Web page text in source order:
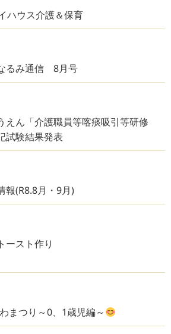
ハウス介護＆保育
るみ通信 8月号
ん「介護職員等喀痰吸引等研修
試験結果発表
報(R8.8月・9月)
ースト作り
まつり～0、1歳児編～